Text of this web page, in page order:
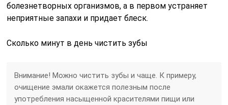
болезнетворных организмов, а в первом устраняет
неприятные запахи и придает блеск.
Сколько минут в день чистить зубы
Внимание! Можно чистить зубы и чаще. К примеру,
очищение эмали окажется полезным после
употребления насыщенной красителями пищи или